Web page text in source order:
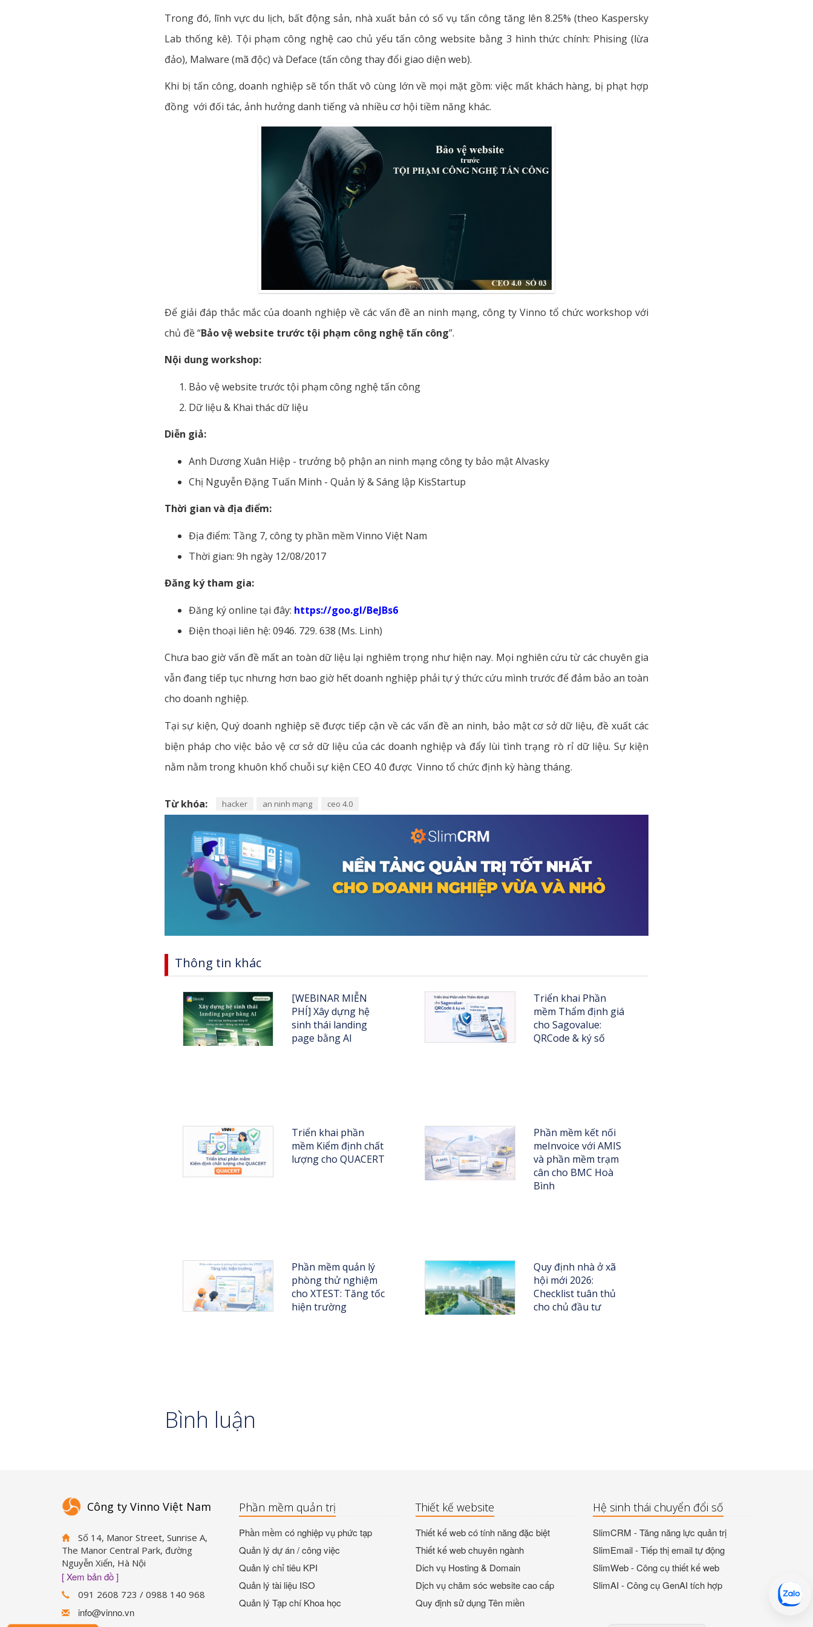
Trong đó, lĩnh vực du lịch, bất động sản, nhà xuất bản có số vụ tấn công tăng lên 8.25% (theo Kaspersky
Lab thống kê). Tội phạm công nghệ cao chủ yếu tấn công website bằng 3 hình thức chính: Phising (lừa
đảo), Malware (mã độc) và Deface (tấn công thay đổi giao diện web).
Khi bị tấn công, doanh nghiệp sẽ tổn thất vô cùng lớn về mọi mặt gồm: việc mất khách hàng, bị phạt hợp
đồng với đối tác, ảnh hưởng danh tiếng và nhiều cơ hội tiềm năng khác.
Để giải đáp thắc mắc của doanh nghiệp về các vấn đề an ninh mạng, công ty Vinno tổ chức workshop với
chủ đề “Bảo vệ website trước tội phạm công nghệ tấn công”.
Nội dung workshop:
Bảo vệ website trước tội phạm công nghệ tấn công
Dữ liệu & Khai thác dữ liệu
Diễn giả:
Anh Dương Xuân Hiệp - trưởng bộ phận an ninh mạng công ty bảo mật Alvasky
Chị Nguyễn Đặng Tuấn Minh - Quản lý & Sáng lập KisStartup
Thời gian và địa điểm:
Địa điểm: Tầng 7, công ty phần mềm Vinno Việt Nam
Thời gian: 9h ngày 12/08/2017
Đăng ký tham gia:
Đăng ký online tại đây: https://goo.gl/BeJBs6
Điện thoại liên hệ: 0946. 729. 638 (Ms. Linh)
Chưa bao giờ vấn đề mất an toàn dữ liệu lại nghiêm trọng như hiện nay. Mọi nghiên cứu từ các chuyên gia
vẫn đang tiếp tục nhưng hơn bao giờ hết doanh nghiệp phải tự ý thức cứu mình trước để đảm bảo an toàn
cho doanh nghiệp.
Tại sự kiện, Quý doanh nghiệp sẽ được tiếp cận về các vấn đề an ninh, bảo mật cơ sở dữ liệu, đề xuất các
biện pháp cho việc bảo vệ cơ sở dữ liệu của các doanh nghiệp và đẩy lùi tình trạng rò rỉ dữ liệu. Sự kiện
nằm nằm trong khuôn khổ chuỗi sự kiện CEO 4.0 được Vinno tổ chức định kỳ hàng tháng.
Từ khóa: hacker an ninh mạng ceo 4.0
Thông tin khác
[WEBINAR MIỄN
PHÍ] Xây dựng hệ
sinh thái landing
page bằng AI
Triển khai Phần
mềm Thẩm định giá
cho Sagovalue:
QRCode & ký số
Triển khai phần
mềm Kiểm định chất
lượng cho QUACERT
Phần mềm kết nối
meInvoice với AMIS
và phần mềm trạm
cân cho BMC Hoà
Bình
Phần mềm quản lý
phòng thử nghiệm
cho XTEST: Tăng tốc
hiện trường
Quy định nhà ở xã
hội mới 2026:
Checklist tuân thủ
cho chủ đầu tư
Bình luận
Công ty Vinno Việt Nam
Số 14, Manor Street, Sunrise A,
The Manor Central Park, đường
Nguyễn Xiển, Hà Nội
[ Xem bản đồ ]
091 2608 723 / 0988 140 968
info@vinno.vn
Phần mềm quản trị
Phần mềm có nghiệp vụ phức tạp
Quản lý dự án / công việc
Quản lý chỉ tiêu KPI
Quản lý tài liệu ISO
Quản lý Tạp chí Khoa học
Thiết kế website
Thiết kế web có tính năng đặc biệt
Thiết kế web chuyên ngành
Dich vụ Hosting & Domain
Dịch vụ chăm sóc website cao cấp
Quy định sử dụng Tên miền
Hệ sinh thái chuyển đổi số
SlimCRM - Tăng năng lực quản trị
SlimEmail - Tiếp thị email tự động
SlimWeb - Công cụ thiết kế web
SlimAI - Công cụ GenAI tích hợp